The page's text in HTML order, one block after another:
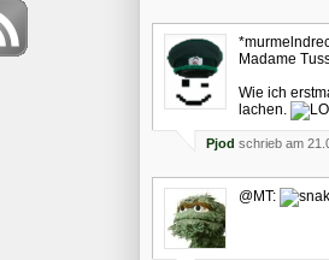
Madame
Wie ich
lachen.
Pjod schrieb am
@MT: